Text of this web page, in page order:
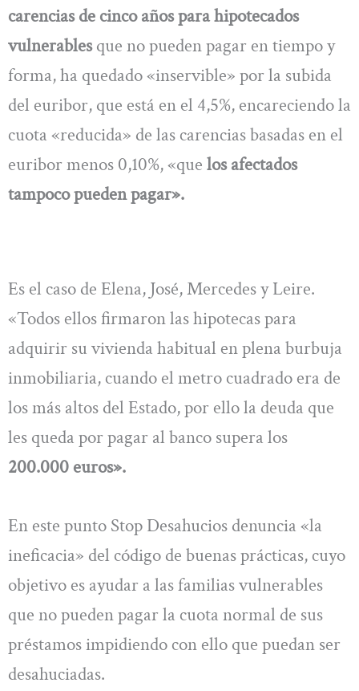
carencias de cinco años para hipotecados
vulnerablesque no pueden pagar en tiempo y
forma, ha quedado «inservible» por la subida
del euribor, que está en el 4,5%, encareciendo la
cuota «reducida» de las carencias basadas en el
euribor menos 0,10%, «que los afectados
tampoco pueden pagar».
Es el caso de Elena, José, Mercedes y Leire.
«Todos ellos firmaron las hipotecas para
adquirir su vivienda habitual en plena burbuja
inmobiliaria, cuando el metro cuadrado era de
los más altos del Estado, por ello la deuda que
les queda por pagar al banco supera los
200.000 euros».
En este punto Stop Desahucios denuncia «la
ineficacia» del código de buenas prácticas, cuyo
objetivo es ayudar a las familias vulnerables
que no pueden pagar la cuota normal de sus
préstamos impidiendo con ello que puedan ser
desahuciadas.